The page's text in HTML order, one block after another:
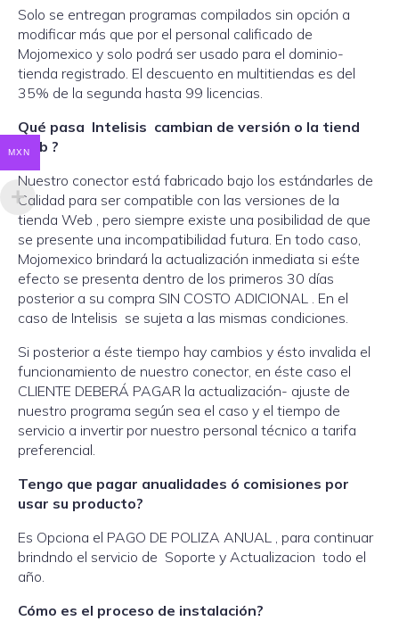
Solo se entregan programas compilados sin opción a
modificar más que por el personal calificado de
Mojomexico y solo podrá ser usado para el dominio-
tienda registrado. El descuento en multitiendas es del
35% de la segunda hasta 99 licencias.
Qué pasa Intelisis cambian de versión o la tiend
web ?
Nuestro conector está fabricado bajo los estándarles de
Calidad para ser compatible con las versiones de la
tienda Web , pero siempre existe una posibilidad de que
se presente una incompatibilidad futura. En todo caso,
Mojomexico brindará la actualización inmediata si eśte
efecto se presenta dentro de los primeros 30 días
posterior a su compra SIN COSTO ADICIONAL . En el
caso de Intelisis se sujeta a las mismas condiciones.
Si posterior a éste tiempo hay cambios y ésto invalida el
funcionamiento de nuestro conector, en éste caso el
CLIENTE DEBERÁ PAGAR la actualización- ajuste de
nuestro programa según sea el caso y el tiempo de
servicio a invertir por nuestro personal técnico a tarifa
preferencial.
Tengo que pagar anualidades ó comisiones por
usar su producto?
Es Opciona el PAGO DE POLIZA ANUAL , para continuar
brindndo el servicio de Soporte y Actualizacion todo el
año.
Cómo es el proceso de instalación?
MXN